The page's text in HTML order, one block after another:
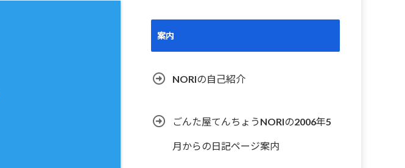
案内
NORIの自己紹介
ごんた屋てんちょうNORIの2006年5
月からの日記ページ案内